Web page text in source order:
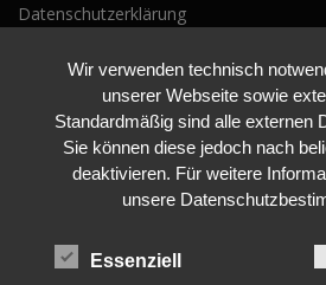
Datenschutzerklärung
VERANSTALTUNGEN
Veranstaltungen
Wir verwenden technisch
unserer Webseite sowie
Standardmäßig sind alle externen
Sie können diese jedoch nach
deaktivieren. Für weitere
unsere
Essenziell